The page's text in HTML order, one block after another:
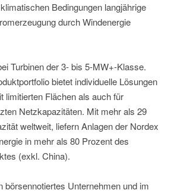
Bedingungen langjährige
durch Windenergie
Turbinen der 3- bis 5-MW+-Klasse.
bietet individuelle Lösungen
limitierten Flächen als auch für
Netzkapazitäten. Mit mehr als 29
weltweit, liefern Anlagen der Nordex
in mehr als 80 Prozent des
(exkl. China).
börsennotiertes Unternehmen und im